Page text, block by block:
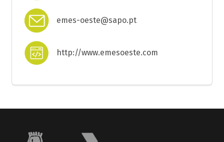
emes-oeste@sapo.pt
http://www.emesoeste.com